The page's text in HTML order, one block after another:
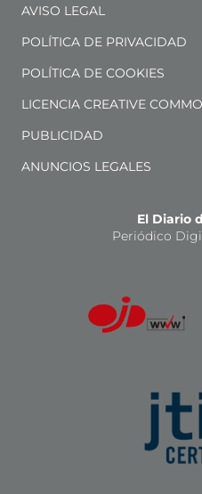
AVISO LEGAL
POLÍTICA DE PRIVACIDAD
POLÍTICA DE COOKIES
LICENCIA CREATIVE
PUBLICIDAD
ANUNCIOS LEGALES
El Diario
Periódico